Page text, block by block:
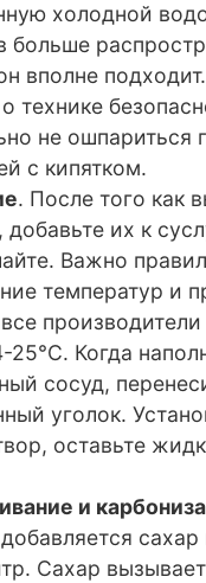
холодной
больше
вполне
технике
не ошпариться
с кипятком.
. После того как
их к
Важно
температур и
25°C. Когда
сосуд,
уголок.
оставьте
и
Сахар